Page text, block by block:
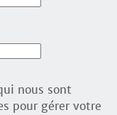
nous sont
pour gérer votre